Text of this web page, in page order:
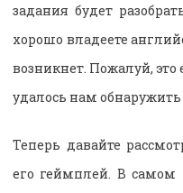
задания будет
хорошо владеете
возникнет. Пожалуй,
удалось нам
Теперь давайте
его геймплей. В самом